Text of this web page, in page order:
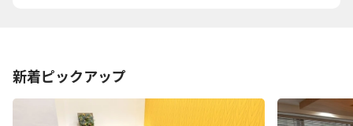
新着ピックアップ